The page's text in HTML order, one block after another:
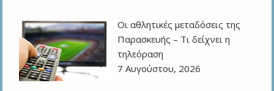
Οι αθλητικές μεταδόσεις της
Παρασκευής – Τι δείχνει η
τηλεόραση
7 Αυγούστου, 2026